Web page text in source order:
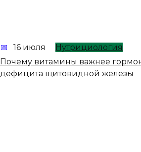
16 июля
Нутрициология
Почему витамины важнее
дефицита щитовидной железы